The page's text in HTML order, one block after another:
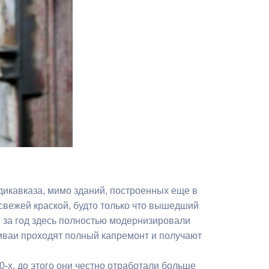
Противодействие коррупции
Формирование комфортной
городской среды
Бюджет для граждан
Пространственные сведения
Незаконное строительство
Информация финансового
мимо зданий, построенных еще в
краской, будто только что вышедший
год здесь полностью модернизировали
проходят полный капремонт и получают
до этого они честно отработали больше